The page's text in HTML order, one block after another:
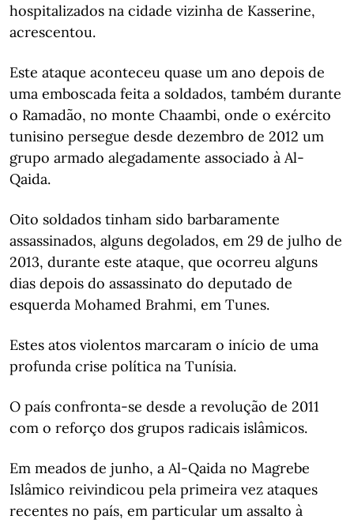
hospitalizados na cidade vizinha de Kasserine,
acrescentou.
Este ataque aconteceu quase um ano depois de
uma emboscada feita a soldados, também durante
o Ramadão, no monte Chaambi, onde o exército
tunisino persegue desde dezembro de 2012 um
grupo armado alegadamente associado à Al-
Qaida.
Oito soldados tinham sido barbaramente
assassinados, alguns degolados, em 29 de julho de
2013, durante este ataque, que ocorreu alguns
dias depois do assassinato do deputado de
esquerda Mohamed Brahmi, em Tunes.
Estes atos violentos marcaram o início de uma
profunda crise política na Tunísia.
O país confronta-se desde a revolução de 2011
com o reforço dos grupos radicais islâmicos.
Em meados de junho, a Al-Qaida no Magrebe
Islâmico reivindicou pela primeira vez ataques
recentes no país, em particular um assalto à